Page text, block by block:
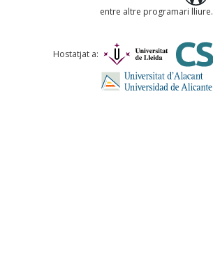
Comentari *
entre altre programari lliure.
Hostatjat a: